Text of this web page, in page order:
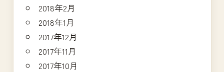
2018年2月
2018年1月
2017年12月
2017年11月
2017年10月